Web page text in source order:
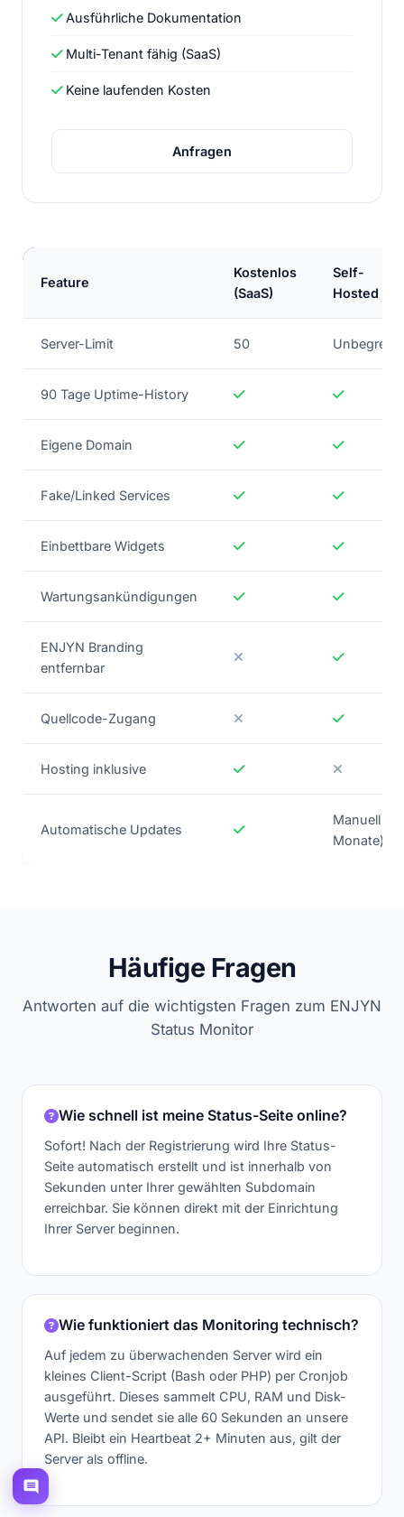
Ausführliche Dokumentation
Multi-Tenant fähig (SaaS)
Keine laufenden Kosten
Anfragen
Feature
Kostenlos
(SaaS)
Self-
Hosted
Server-Limit 50
90 Tage Uptime-History
Eigene Domain
Fake/Linked Services
Einbettbare Widgets
Wartungsankündigungen
ENJYN Branding
entfernbar
Quellcode-Zugang
Hosting inklusive
Automatische Updates
Manuell (24
Monate)
Häufige Fragen
Antworten auf die wichtigsten Fragen zum ENJYN
Status Monitor
Wie schnell ist meine Status-Seite online?
Sofort! Nach der Registrierung wird Ihre Status-
Seite automatisch erstellt und ist innerhalb von
Sekunden unter Ihrer gewählten Subdomain
erreichbar. Sie können direkt mit der Einrichtung
Ihrer Server beginnen.
Wie funktioniert das Monitoring technisch?
Auf jedem zu überwachenden Server wird ein
kleines Client-Script (Bash oder PHP) per Cronjob
ausgeführt. Dieses sammelt CPU, RAM und Disk-
Werte und sendet sie alle 60 Sekunden an unsere
API. Bleibt ein Heartbeat 2+ Minuten aus, gilt der
Server als offline.